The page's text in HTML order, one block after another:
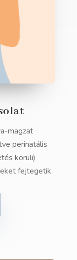
magzat
perinatális
körüli)
fejtegetik.